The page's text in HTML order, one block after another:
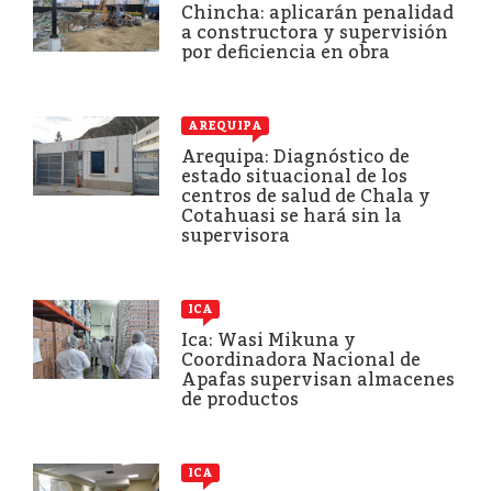
Chincha: aplicarán penalidad
a constructora y supervisión
por deficiencia en obra
AREQUIPA
Arequipa: Diagnóstico de
estado situacional de los
centros de salud de Chala y
Cotahuasi se hará sin la
supervisora
ICA
Ica: Wasi Mikuna y
Coordinadora Nacional de
Apafas supervisan almacenes
de productos
ICA